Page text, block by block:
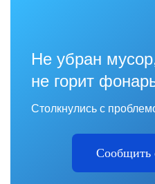
Не убран
не горит
Столкнулись с
Сообщить